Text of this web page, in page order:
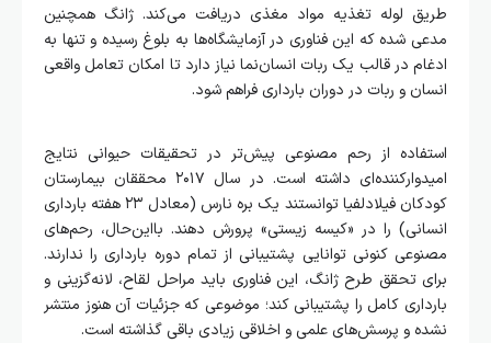
طریق لوله تغذیه مواد مغذی دریافت می‌کند. ژانگ همچنین
مدعی شده که این فناوری در آزمایشگاه‌ها به بلوغ رسیده و تنها به
ادغام در قالب یک ربات انسان‌نما نیاز دارد تا امکان تعامل واقعی
انسان و ربات در دوران بارداری فراهم شود.
استفاده از رحم مصنوعی پیش‌تر در تحقیقات حیوانی نتایج
امیدوارکننده‌ای داشته‌ است. در سال ۲۰۱۷ محققان بیمارستان
کودکان فیلادلفیا توانستند یک بره نارس (معادل ۲۳ هفته بارداری
انسانی) را در «کیسه زیستی» پرورش دهند. بااین‌حال، رحم‌های
مصنوعی کنونی توانایی پشتیبانی از تمام دوره بارداری را ندارند.
برای تحقق طرح ژانگ، این فناوری باید مراحل لقاح، لانه‌گزینی و
بارداری کامل را پشتیبانی کند؛ موضوعی که جزئیات آن هنوز منتشر
نشده و پرسش‌های علمی و اخلاقی زیادی باقی گذاشته است.